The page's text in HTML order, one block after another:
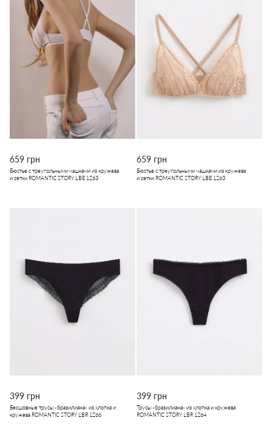
659 грн
Бюстье с треугольными чашками из кружева
и сетки ROMANTIC STORY LBE 1263
659 грн
Бюстье с треугольными чашками из кружева
и сетки ROMANTIC STORY LBE 1263
399 грн
Бесшовные трусы «бразилиана» из хлопка и
кружева ROMANTIC STORY LBR 1266
399 грн
Трусы «бразилиана» из хлопка и кружева
ROMANTIC STORY LBR 1264